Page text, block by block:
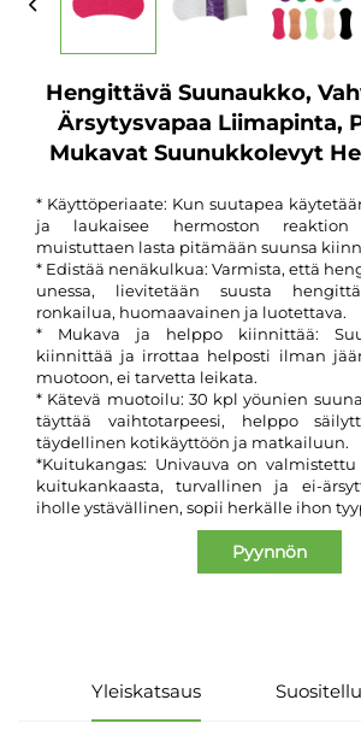
Hengittävä Suunaukko,
Ärsytysvapaa Liimapinta,
Mukavat Suunukkolevyt
* Käyttöperiaate: Kun suutapea
ja laukaisee hermoston reaktion
muistuttaen lasta pitämään suunsa
* Edistää nenäkulkua: Varmista, että
unessa, lievitetään suusta
ronkailua, huomaavainen ja luotettava.
* Mukava ja helppo kiinnittää:
kiinnittää ja irrottaa helposti ilman
muotoon, ei tarvetta leikata.
* Kätevä muotoilu: 30 kpl yöunien
täyttää vaihtotarpeesi, helppo
täydellinen kotikäyttöön ja matkailuun.
*Kuitukangas: Univauva on valmistettu
kuitukankaasta, turvallinen ja ei-
iholle ystävällinen, sopii herkälle ihon
Pyynnön
Yleiskatsaus